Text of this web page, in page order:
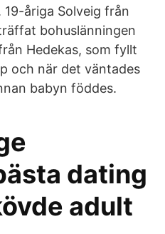
åriga Solveig från
bohuslänningen
Hedekas, som fyllt
och när det väntades
babyn föddes.
dating
adult